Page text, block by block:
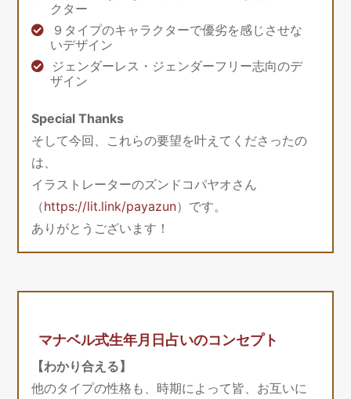
クター
９タイプのキャラクターで優劣を感じさせな
いデザイン
ジェンダーレス・ジェンダーフリー志向のデ
ザイン
Special Thanks
そして今回、これらの要望を叶えてくださったの
は、
イラストレーターのズンドコパヤオさん
（https://lit.link/payazun）です。
ありがとうございます！
マナベル式生年月日占いのコンセプト
【わかり合える】
他のタイプの性格も、時期によって皆、お互いに